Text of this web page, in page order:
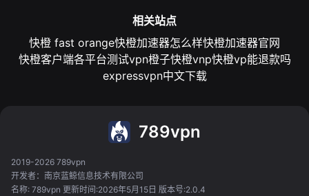
相关站点
快橙 fast orange快橙加速器怎么样快橙加速器官网
快橙客户端各平台测试vpn橙子快橙vnp快橙vp能退款吗
expressvpn中文下载
789vpn
2019-2026 789vpn
开发者：南京蓝鲸信息技术有限公司
名称: 789vpn 更新时间:2026年5月15日 版本号:2.0.4